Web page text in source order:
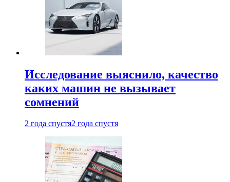
Исследование выяснило, качество
каких машин не вызывает
сомнений
2 года спустя2 года спустя